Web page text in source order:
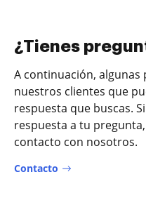
¿Tienes
A continuación,
nuestros clientes que
respuesta que buscas.
respuesta a tu
contacto con nosotros.
Contacto